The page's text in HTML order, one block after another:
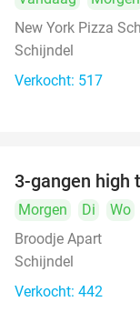
New York Pizza
Schijndel
Verkocht: 517
3-gangen high
Morgen Di
Wo
Broodje Apart
Schijndel
Verkocht: 442